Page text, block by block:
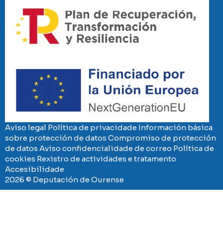
Aviso legal Política de privacidade Información básica
sobre protección de datos Compromiso de protección
de datos Aviso confidencialidade de correo Política de
cookies Rexistro de actividades e tratamento
Accesibilidade
2026 © Deputación de Ourense